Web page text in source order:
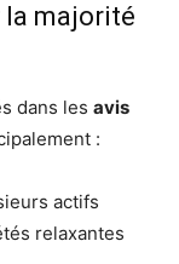
la majorité
dans les avis
:
actifs
relaxantes